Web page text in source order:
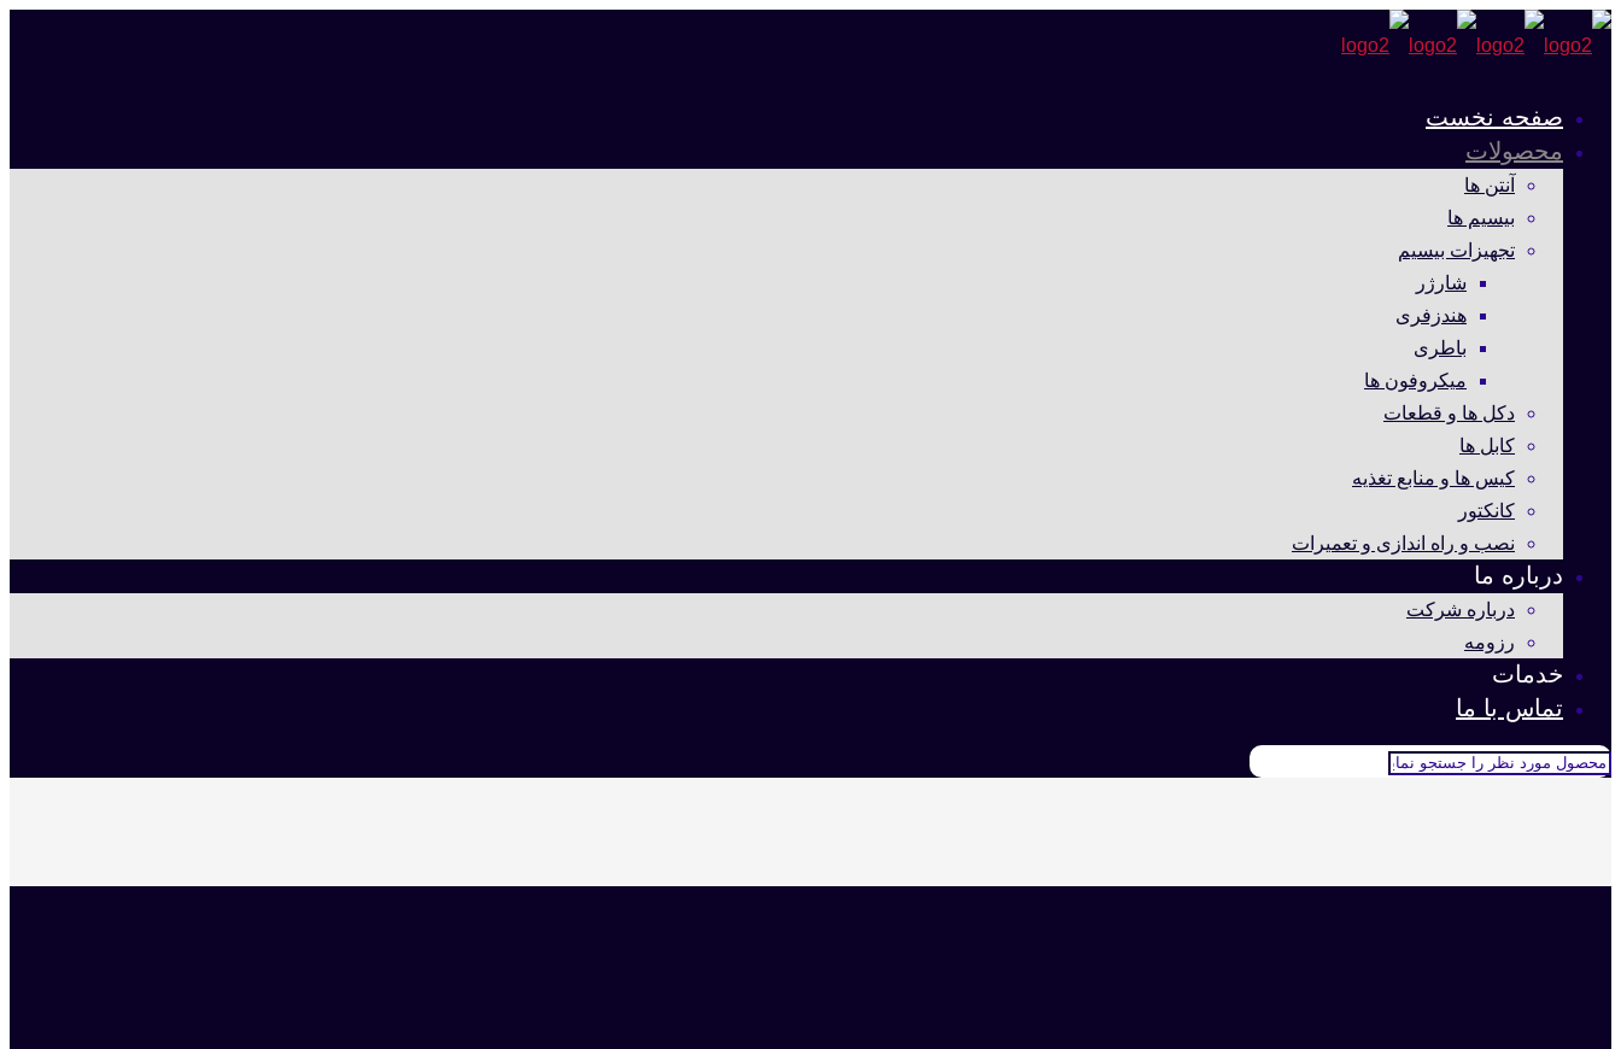
صفحه نخست
محصولات
آنتن ها
بیسیم ها
تجهیزات بیسیم
شارژر
هندزفری
باطری
میکروفون ها
دکل ها و قطعات
کابل ها
کیس ها و منابع تغذیه
کانکتور
نصب و راه اندازی و تعمیرات
درباره ما
درباره شرکت
رزومه
خدمات
تماس با ما